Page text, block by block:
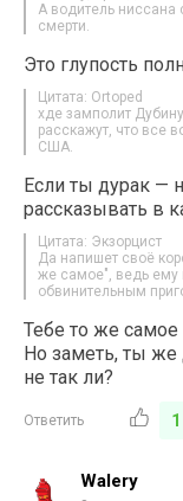
А водитель ниссана
смерти.
Это глупость
Цитата: Ortoped
хде замполит
расскажут, что все
США.
Если ты дурак —
рассказывать в
Цитата: Экзорцист
Да напишет своё
же самое", ведь ему
обвинительным
Тебе то же самое
Но заметь, ты же
не так ли?
Ответить 1
Walery